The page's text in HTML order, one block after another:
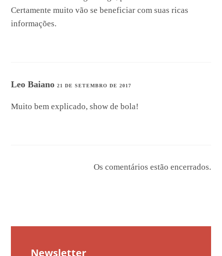
Certamente muito vão se beneficiar com suas ricas
informações.
Leo Baiano21 DE SETEMBRO DE 2017
Muito bem explicado, show de bola!
Os comentários estão encerrados.
Newsletter